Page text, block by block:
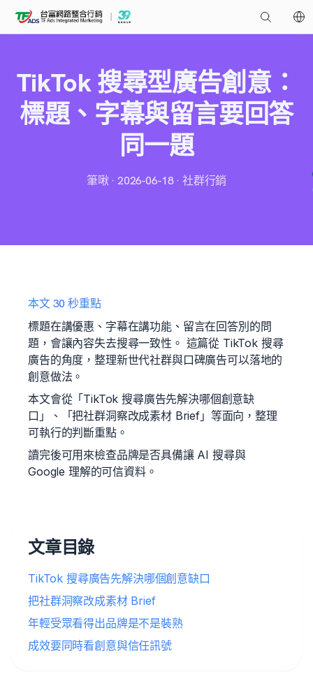
TikTok 搜尋型廣告創意：
標題、字幕與留言要回答
同一題
筆啾 · 2026-06-18 · 社群行銷
本文 30 秒重點
標題在講優惠、字幕在講功能、留言在回答別的問
題，會讓內容失去搜尋一致性。 這篇從 TikTok 搜尋
廣告的角度，整理新世代社群與口碑廣告可以落地的
創意做法。
本文會從「TikTok 搜尋廣告先解決哪個創意缺
口」、「把社群洞察改成素材 Brief」等面向，整理
可執行的判斷重點。
讀完後可用來檢查品牌是否具備讓 AI 搜尋與
Google 理解的可信資料。
文章目錄
TikTok 搜尋廣告先解決哪個創意缺口
把社群洞察改成素材 Brief
年輕受眾看得出品牌是不是裝熟
成效要同時看創意與信任訊號